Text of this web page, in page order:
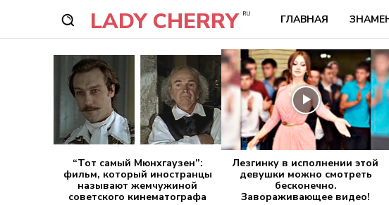
LADY CHERRY RU ГЛАВНАЯ
“Тот самый Мюнхгаузен”:
фильм, который иностранцы
называют жемчужиной
советского кинематографа
Лезгинку в исполнении этой
девушки можно смотреть
бесконечно.
Завораживающее видео!